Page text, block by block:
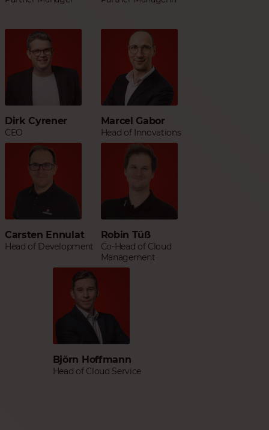
Dirk Cyrener
CEO
Marcel Gabor
Head of Innovations
Carsten Ennulat
Head of Development
Robin Tüß
Co-Head of Cloud
Management
Björn Hoffmann
Head of Cloud Service